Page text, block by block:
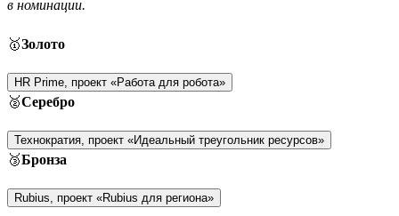
в номинации.
🥇Золото
HR Prime, проект «Работа для робота»
🥈Серебро
Технократия, проект «Идеальный треугольник ресурсов»
🥉Бронза
Rubius, проект «Rubius для региона»